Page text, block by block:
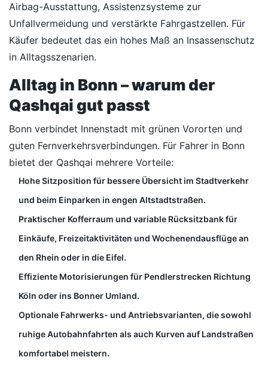
Airbag-Ausstattung, Assistenzsysteme zur
Unfallvermeidung und verstärkte Fahrgastzellen. Für
Käufer bedeutet das ein hohes Maß an Insassenschutz
in Alltagsszenarien.
Alltag in Bonn – warum der
Qashqai gut passt
Bonn verbindet Innenstadt mit grünen Vororten und
guten Fernverkehrsverbindungen. Für Fahrer in Bonn
bietet der Qashqai mehrere Vorteile:
Hohe Sitzposition für bessere Übersicht im Stadtverkehr
und beim Einparken in engen Altstadtstraßen.
Praktischer Kofferraum und variable Rücksitzbank für
Einkäufe, Freizeitaktivitäten und Wochenendausflüge an
den Rhein oder in die Eifel.
Effiziente Motorisierungen für Pendlerstrecken Richtung
Köln oder ins Bonner Umland.
Optionale Fahrwerks- und Antriebsvarianten, die sowohl
ruhige Autobahnfahrten als auch Kurven auf Landstraßen
komfortabel meistern.